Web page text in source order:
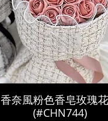
香奈風粉色香皂玫瑰
(#CHN744)